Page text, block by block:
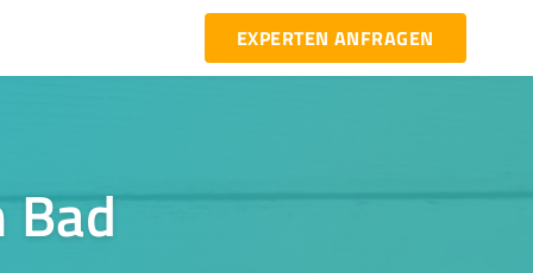
EXPERTEN ANFRAGEN